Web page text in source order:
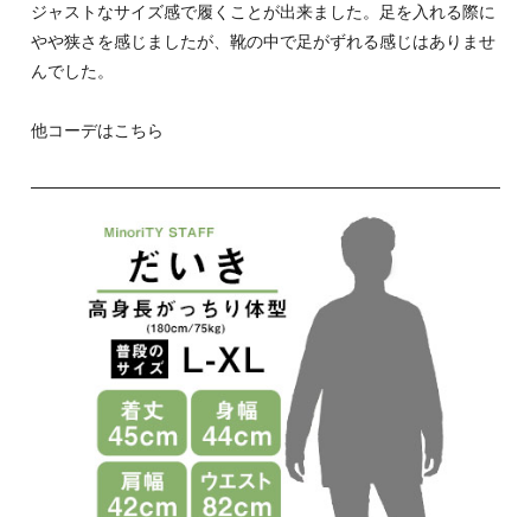
ジャストなサイズ感で履くことが出来ました。足を入れる際に
やや狭さを感じましたが、靴の中で足がずれる感じはありませ
んでした。
他コーデはこちら